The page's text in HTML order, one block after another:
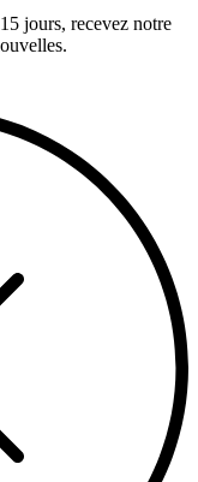
jours, recevez notre